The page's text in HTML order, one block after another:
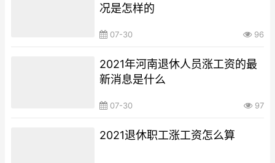
况是怎样的
07-30 96
2021年河南退休人员涨工资的最
新消息是什么
07-30 97
2021退休职工涨工资怎么算